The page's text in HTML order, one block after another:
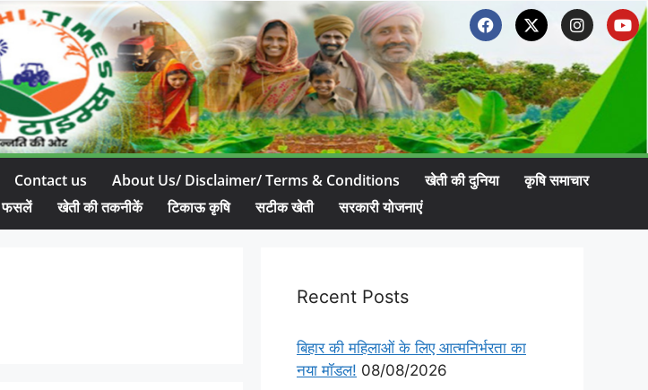
Contact us About Us/ Disclaimer/ Terms & Conditions खेती की दुनिया
कृषि समाचार
फसलें खेती की तकनीकें टिकाऊ कृषि सटीक खेती सरकारी योजनाएं
Recent Posts
बिहार की महिलाओं के लिए आत्मनिर्भरता का
नया मॉडल! 08/08/2026